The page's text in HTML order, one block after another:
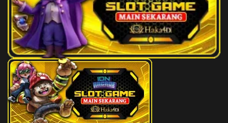
42
Prajurit - Ikan Nus - Laut -
Mangga - Minyak Angin -
Citrayuda
2D
96 (98-
14-63-
64)
43
Raksasa - Tokek - Kali Brantas -
Sirsak - Lemari Es - Prahasta
2D
97 (00-
42-11-
44
Hidung Belang - Burung Jalak -
Bayi - Kodak - Meja - Arjuna